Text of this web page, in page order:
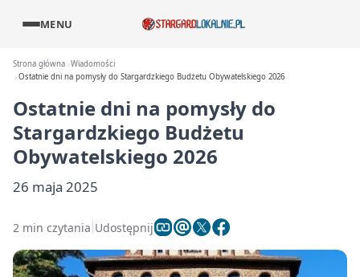
MENU
Strona główna Wiadomości
Ostatnie dni na pomysły do Stargardzkiego Budżetu Obywatelskiego 2026
Ostatnie dni na pomysły do
Stargardzkiego Budżetu
Obywatelskiego 2026
26 maja 2025
2 min czytania Udostępnij